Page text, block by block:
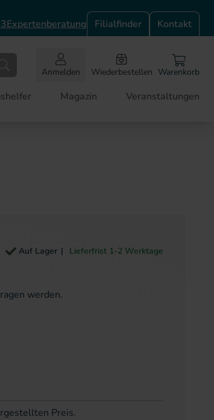
Expertenberatung Filialfinder Kontakt
Anmelden Wiederbestellen Warenkorb
Magazin Veranstaltungen
Auf Lager Lieferfrist 1-2 Werktage
werden.
Preis.